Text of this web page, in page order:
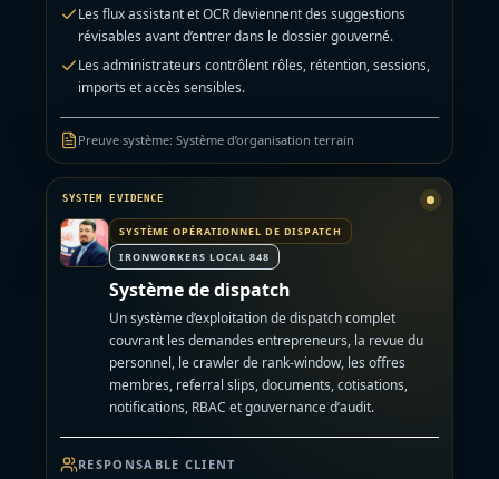
Les flux assistant et OCR deviennent des suggestions
révisables avant d’entrer dans le dossier gouverné.
Les administrateurs contrôlent rôles, rétention, sessions,
imports et accès sensibles.
Preuve système: Système d’organisation terrain
SYSTÈME OPÉRATIONNEL DE DISPATCH
IRONWORKERS LOCAL 848
Système de dispatch
Un système d’exploitation de dispatch complet
couvrant les demandes entrepreneurs, la revue du
personnel, le crawler de rank-window, les offres
membres, referral slips, documents, cotisations,
notifications, RBAC et gouvernance d’audit.
RESPONSABLE CLIENT